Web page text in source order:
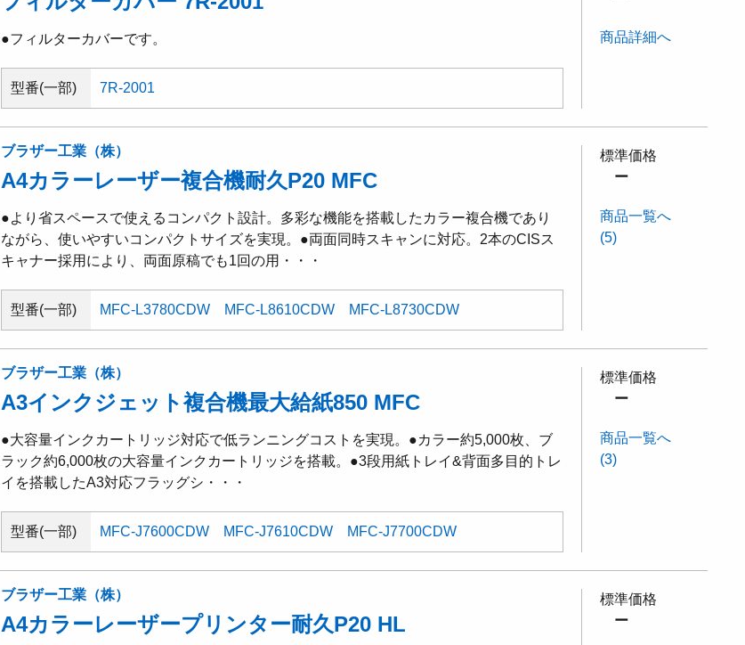
●フィルターカバーです。
型番(一部) 7R-2001
商品詳細へ
ブラザー工業（株）
A4カラーレーザー複合機耐久P20 MFC
●より省スペースで使えるコンパクト設計。多彩な機能を搭載したカラー複合機であり
ながら、使いやすいコンパクトサイズを実現。●両面同時スキャンに対応。2本のCISス
キャナー採用により、両面原稿でも1回の用・・・
型番(一部) MFC-L3780CDW MFC-L8610CDW MFC-L8730CDW
標準価格
ー
商品一覧へ
(5)
ブラザー工業（株）
A3インクジェット複合機最大給紙850 MFC
●大容量インクカートリッジ対応で低ランニングコストを実現。●カラー約5,000枚、ブ
ラック約6,000枚の大容量インクカートリッジを搭載。●3段用紙トレイ&背面多目的トレ
イを搭載したA3対応フラッグシ・・・
型番(一部) MFC-J7600CDW MFC-J7610CDW MFC-J7700CDW
標準価格
ー
商品一覧へ
(3)
ブラザー工業（株）
A4カラーレーザープリンター耐久P20 HL
標準価格
ー